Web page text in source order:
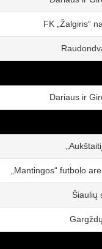
FK „Žalgiris“
Dariaus ir
„Mantingos“ futbolo
Šiaulių